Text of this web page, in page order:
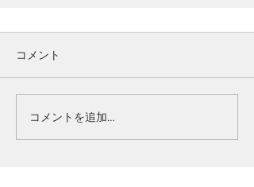
コメント
コメントを追加…